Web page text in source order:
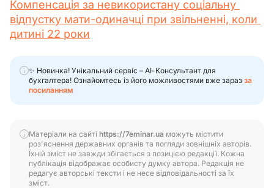
Компенсація за невикористану соціальну
відпустку мати-одиначці при звільненні, коли
дитині 22 роки
✨ Новинка! Унікальний сервіс – АІ-Консультант для
бухгалтера! Ознайомтесь із його можливостями вже зараз за
посиланням
Матеріали на сайті https://7eminar.ua можуть містити
роз'яснення державних органів та погляди зовнішніх авторів.
Їхній зміст не завжди збігається з позицією редакції. Кожна
публікація відображає особисту думку автора. Редакція не
редагує авторські тексти і не несе відповідальності за їх
зміст.